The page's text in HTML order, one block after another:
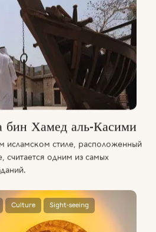
бин Хамед аль-Касими
исламском стиле, расположенный
одним из самых
Culture Sight-seeing